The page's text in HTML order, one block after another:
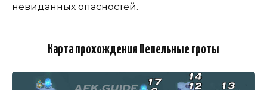
невиданных опасностей.
Карта прохождения Пепельные гроты